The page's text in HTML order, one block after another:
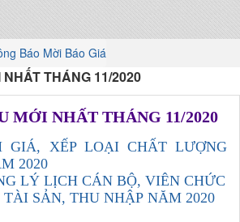
Báo Mời Báo Giá
THÁNG 11/2020
MỚI NHẤT THÁNG 11/2020
GIÁ, XẾP LOẠI CHẤT LƯỢNG
2020
LÝ LỊCH CÁN BỘ, VIÊN CHỨC
SẢN, THU NHẬP NĂM 2020